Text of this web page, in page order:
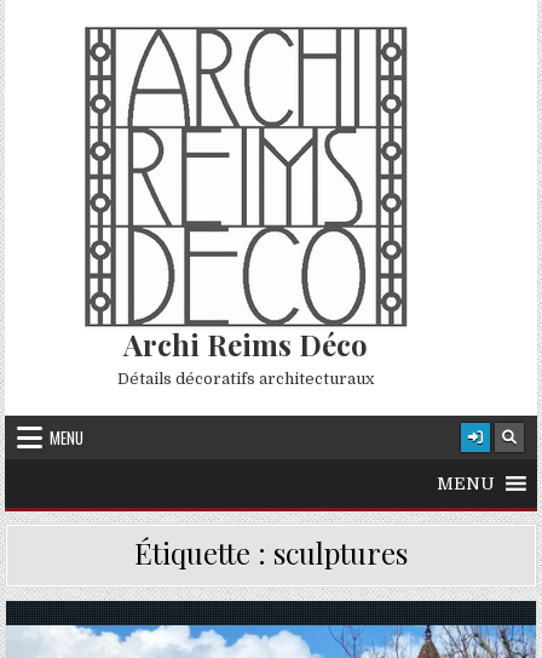
Skip to content
Archi Reims Déco
Détails décoratifs architecturaux
MENU
MENU
Étiquette : sculptures